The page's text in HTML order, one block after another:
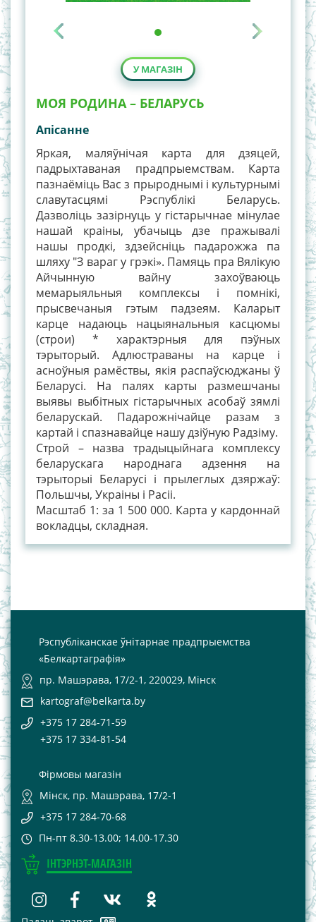
У МАГАЗІН
МОЯ РОДИНА – БЕЛАРУСЬ
Апiсанне
Яркая, маляўнічая карта для дзяцей,
падрыхтаваная прадпрыемствам. Карта
пазнаёміць Вас з прыроднымі і культурнымі
славутасцямі Рэспублікі Беларусь.
Дазволіць зазірнуць у гістарычнае мінулае
нашай краіны, убачыць дзе пражывалі
нашы продкі, здзейсніць падарожжа па
шляху "З вараг у грэкі». Памяць пра Вялікую
Айчынную вайну захоўваюць
мемарыяльныя комплексы і помнікі,
прысвечаныя гэтым падзеям. Каларыт
карце надаюць нацыянальныя касцюмы
(строи) * характэрныя для пэўных
тэрыторый. Адлюстраваны на карце і
асноўныя рамёствы, якія распаўсюджаны ў
Беларусі. На палях карты размешчаны
выявы выбітных гістарычных асобаў зямлі
беларускай. Падарожнічайце разам з
картай і спазнавайце нашу дзіўную Радзіму.
Строй – назва традыцыйнага комплексу
беларускага народнага адзення на
тэрыторыі Беларусі і прылеглых дзяржаў:
Польшчы, Украіны і Расіі.
Маcштаб 1: за 1 500 000. Карта у кардоннай
вокладцы, складная.
Рэспубліканскае ўнітарнае прадпрыемства
«Белкартаграфія»
пр. Машэрава, 17/2-1, 220029, Мінск
kartograf@belkarta.by
+375 17 284-71-59
+375 17 334-81-54
Фірмовы магазін
Мінск, пр. Машэрава, 17/2-1
+375 17 284-70-68
Пн-пт 8.30-13.00; 14.00-17.30
ІНТЭРНЭТ-МАГАЗІН